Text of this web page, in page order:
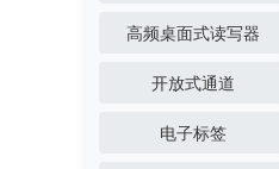
高频桌面式读写器
开放式通道
电子标签